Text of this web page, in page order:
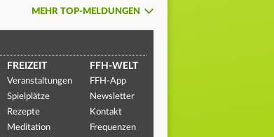
MEHR TOP-MELDUNGEN
FREIZEIT
Veranstaltungen
Spielplätze
Rezepte
Meditation
FFH-WELT
FFH-App
Newsletter
Kontakt
Frequenzen